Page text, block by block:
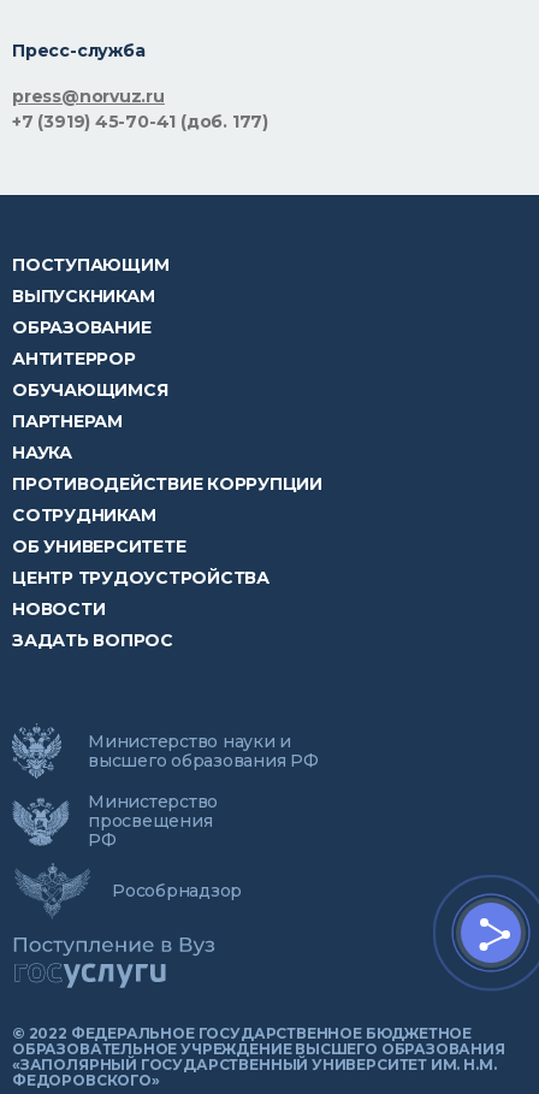
Пресс-служба
press@norvuz.ru
+7 (3919) 45-70-41 (доб. 177)
ПОСТУПАЮЩИМ
ВЫПУСКНИКАМ
ОБРАЗОВАНИЕ
АНТИТЕРРОР
ОБУЧАЮЩИМСЯ
ПАРТНЕРАМ
НАУКА
ПРОТИВОДЕЙСТВИЕ КОРРУПЦИИ
СОТРУДНИКАМ
ОБ УНИВЕРСИТЕТЕ
ЦЕНТР ТРУДОУСТРОЙСТВА
НОВОСТИ
ЗАДАТЬ ВОПРОС
Министерство науки и
высшего образования РФ
Министерство
просвещения
РФ
Рособрнадзор
© 2022 ФЕДЕРАЛЬНОЕ ГОСУДАРСТВЕННОЕ БЮДЖЕТНОЕ
ОБРАЗОВАТЕЛЬНОЕ УЧРЕЖДЕНИЕ ВЫСШЕГО ОБРАЗОВАНИЯ
«ЗАПОЛЯРНЫЙ ГОСУДАРСТВЕННЫЙ УНИВЕРСИТЕТ ИМ. Н.М.
ФЕДОРОВСКОГО»